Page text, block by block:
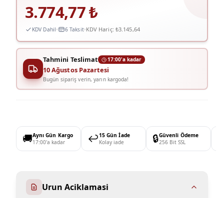
3.774,77₺
KDV Dahil 6 Taksit KDV Hariç: ₺3.145,64
Tahmini Teslimat 17:00'a kadar
10 Ağustos Pazartesi
Bugün sipariş verin, yarın kargoda!
🚚Aynı Gün Kargo
17:00'a kadar
↩️15 Gün İade
Kolay iade
🔒Güvenli Ödeme
256 Bit SSL
Urun Aciklamasi